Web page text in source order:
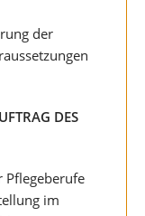
der
DES
Pflegeberufe
im